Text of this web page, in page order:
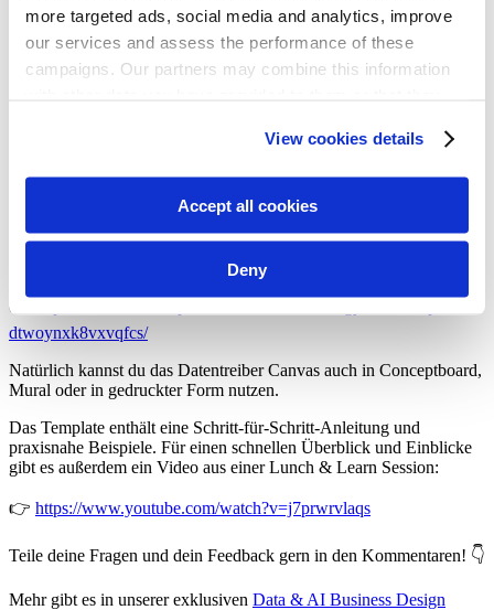
more targeted ads, social media and analytics, improve
our services and assess the performance of these
campaigns. Our partners may combine this information
recommend you accept our use of cookies to get the
best experience using our website. By continuing to
use/browse this website, you agree to the tracking of the
necessary cookies. For more information, please review
View cookies details
Accept all cookies
Deny
2️⃣ Alle Stakeholder akzeptieren die Strategie und ihre Umsetzung.
3️⃣ Alle Stakeholder sind an der Strategie beteiligt: sowohl an ihrer
Ein weiteres Missverständnis: Das Strategieprojekt dauert Monate.
Oder: Ein Tag Workshop ist ausreichend. Die Realität: Der
Bei Datentreiber haben wir den Lean-Ansatz auf die kollaborative
Gestaltung einer Data & AI Strategy übertragen. Mit dem Lean Data
& AI Strategy Workshop erhältst du ein kostenloses, sofort
einsetzbares und einfach nutzbares Template für Miro:
👉
dtwoynxk8vxvqfcs/
Natürlich kannst du das Datentreiber Canvas auch in Conceptboard,
Mural oder in gedruckter Form nutzen.
Das Template enthält eine Schritt-für-Schritt-Anleitung und
praxisnahe Beispiele. Für einen schnellen Überblick und Einblicke
gibt es außerdem ein Video aus einer Lunch & Learn Session:
👉 https://www.youtube.com/watch?v=j7prwrvlaqs
Teile deine Fragen und dein Feedback gern in den Kommentaren! 👇
Mehr gibt es in unserer exklusiven Data & AI Business Design